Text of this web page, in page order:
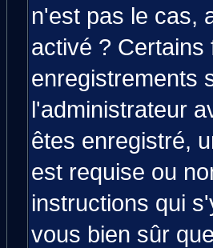
n'est pas le cas,
activé ?
enregistrements
l'administrateur
êtes enregistré,
est requise ou
instructions qui
vous bien sûr